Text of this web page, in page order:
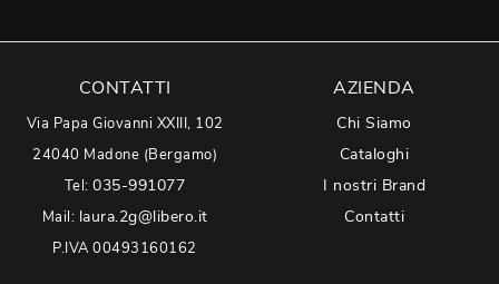
CONTATTI
Via Papa Giovanni XXIII, 102
24040 Madone (Bergamo)
Tel:035-991077
Mail: laura.2g@libero.it
P.IVA 00493160162
AZIENDA
Chi Siamo
Cataloghi
I nostri Brand
Contatti